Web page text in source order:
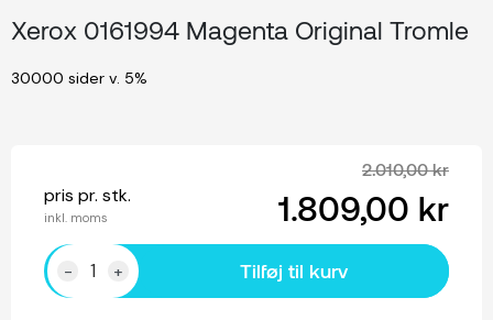
Xerox 0161994 Magenta Original Tromle
30000 sider v. 5%
2.010,00 kr
pris pr. stk.
inkl. moms 1.809,00 kr
- + Tilføj til kurv